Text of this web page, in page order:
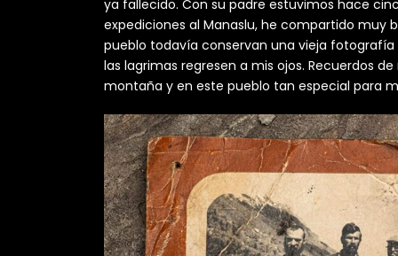
ya fallecido. Con su padre estuvimos hace
expediciones al Manaslu, he compartido muy
pueblo todavía conservan una vieja fotografía
las lagrimas regresen a mis ojos. Recuerdos
montaña y en este pueblo tan especial para